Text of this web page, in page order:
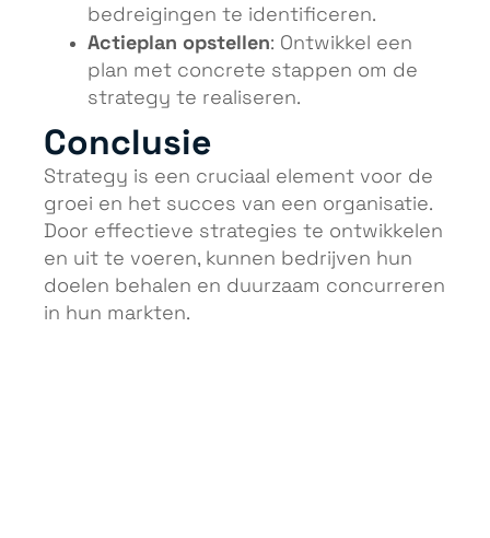
bedreigingen te identificeren.
Actieplan opstellen: Ontwikkel een
plan met concrete stappen om de
strategy te realiseren.
Conclusie
Strategy is een cruciaal element voor de
groei en het succes van een organisatie.
Door effectieve strategies te ontwikkelen
en uit te voeren, kunnen bedrijven hun
doelen behalen en duurzaam concurreren
in hun markten.